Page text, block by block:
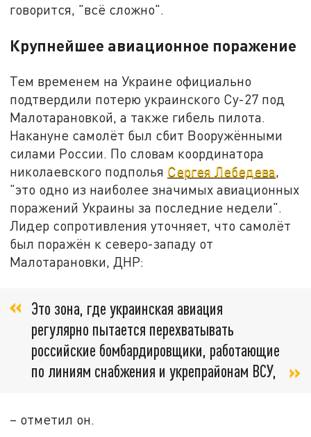
говорится, "всё сложно".
Крупнейшее авиационное поражение
Тем временем на Украине официально
подтвердили потерю украинского Су-27 под
Малотарановкой, а также гибель пилота.
Накануне самолёт был сбит Вооружёнными
силами России. По словам координатора
николаевского подполья Сергея Лебедева,
"это одно из наиболее значимых авиационных
поражений Украины за последние недели".
Лидер сопротивления уточняет, что самолёт
был поражён к северо-западу от
Малотарановки, ДНР:
Это зона, где украинская авиация
регулярно пытается перехватывать
российские бомбардировщики, работающие
по линиям снабжения и укрепрайонам ВСУ,
– отметил он.